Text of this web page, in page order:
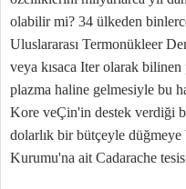
olabilir mi? 34 ülkeden
Uluslararası Termonükleer
veya kısaca Iter olarak bilinen
plazma haline gelmesiyle bu
Kore veÇin'in destek verdiği
dolarlık bir bütçeyle düğmeye
Kurumu'na ait Cadarache